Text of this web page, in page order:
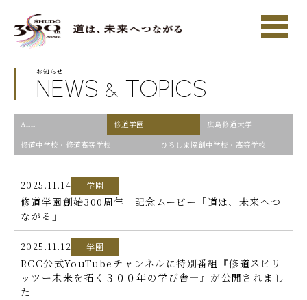
お知らせ
NEWS & TOPICS
ALL 修道学園
広島修道大学
修道中学校・修道高等学校
ひろしま協創中学校・高等学校
2025.11.14 学園
修道学園創始300周年 記念ムービー「道は、未来へつ
ながる」
2025.11.12 学園
RCC公式YouTubeチャンネルに特別番組『修道スピリ
ッツー未来を拓く３００年の学び舎—』が公開されまし
た